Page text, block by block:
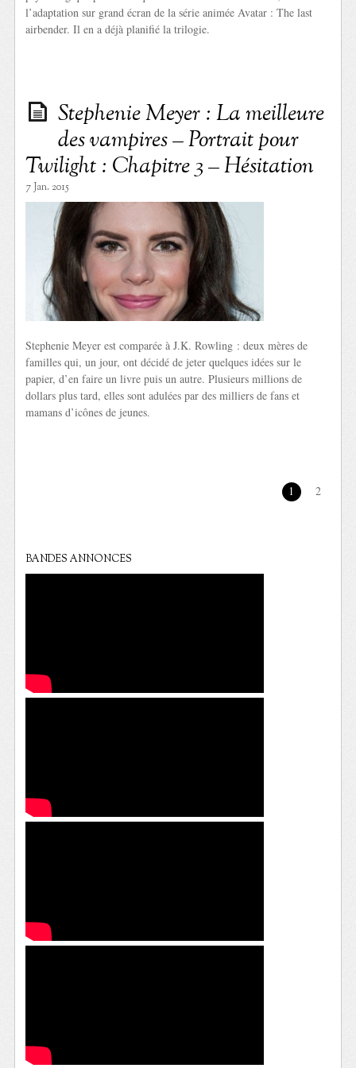
l’adaptation sur grand écran de la série animée Avatar : The last
airbender. Il en a déjà planifié la trilogie.
Stephenie Meyer : La meilleure
des vampires – Portrait pour
Twilight : Chapitre 3 – Hésitation
7 Jan. 2015
Stephenie Meyer est comparée à J.K. Rowling : deux mères de
familles qui, un jour, ont décidé de jeter quelques idées sur le
papier, d’en faire un livre puis un autre. Plusieurs millions de
dollars plus tard, elles sont adulées par des milliers de fans et
mamans d’icônes de jeunes.
1 2
BANDES ANNONCES